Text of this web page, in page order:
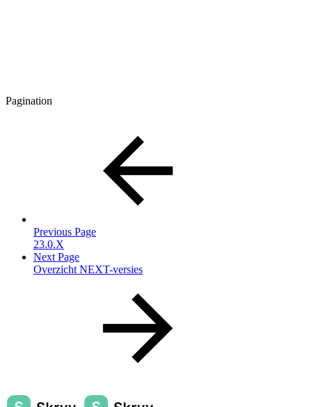
Pagination
Previous Page
23.0.X
Next Page
Overzicht NEXT-versies